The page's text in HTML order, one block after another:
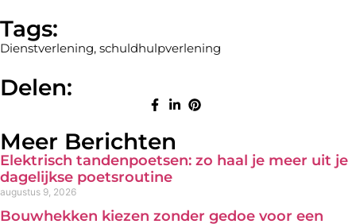
Tags:
Dienstverlening, schuldhulpverlening
Delen:
Meer Berichten
Elektrisch tandenpoetsen: zo haal je meer uit je
dagelijkse poetsroutine
augustus 9, 2026
Bouwhekken kiezen zonder gedoe voor een